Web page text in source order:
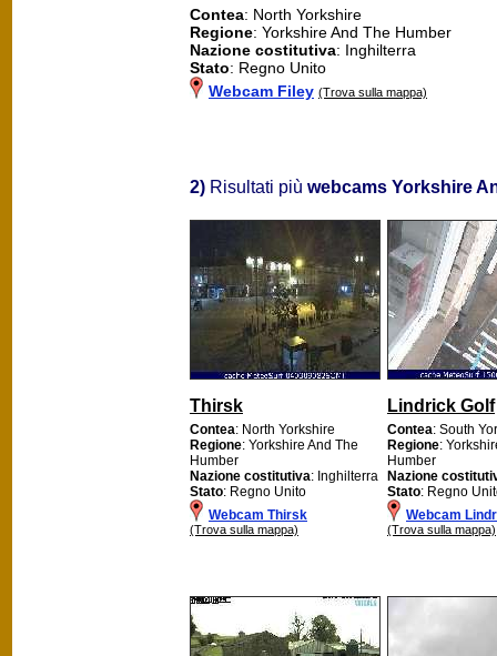
Contea: North Yorkshire
Regione: Yorkshire And The Humber
Nazione costitutiva: Inghilterra
Stato: Regno Unito
Webcam Filey (Trova sulla mappa)
2) Risultati più webcams Yorkshire
Thirsk
Contea: North Yorkshire
Regione: Yorkshire And The
Humber
Nazione costitutiva: Inghilterra
Stato: Regno Unito
Webcam Thirsk
(Trova sulla mappa)
Lindrick Golf
Contea: South
Regione:
Humber
Nazione
Stato: Regno
Webcam
(Trova sulla mappa)